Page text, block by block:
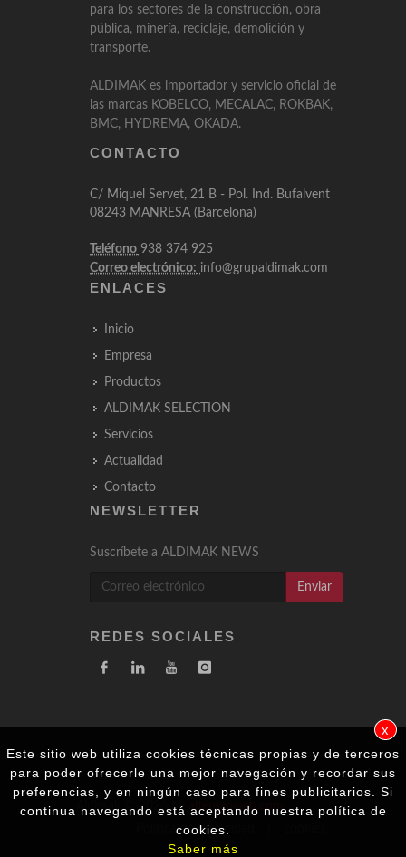
Este sitio web utiliza cookies técnicas propias y de terceros
para poder ofrecerle una mejor navegación y recordar sus
preferencias, y en ningún caso para fines publicitarios. Si
continua navegando está aceptando nuestra política de
cookies.
Saber más
x
para los sectores de la construcción, obra
pública, minería, reciclaje, demolición y
transporte.
ALDIMAK es importador y servicio oficial de
las marcas KOBELCO, MECALAC, ROKBAK,
BMC, HYDREMA, OKADA.
CONTACTO
C/ Miquel Servet, 21 B - Pol. Ind. Bufalvent
08243 MANRESA (Barcelona)
Teléfono 938 374 925
Correo electrónico: info@grupaldimak.com
ENLACES
Inicio
Empresa
Productos
ALDIMAK SELECTION
Servicios
Actualidad
Contacto
NEWSLETTER
Suscríbete a ALDIMAK NEWS
Enviar
REDES SOCIALES
Aldimak © 2026 by
alteregoweb.com
Política de Privacidad